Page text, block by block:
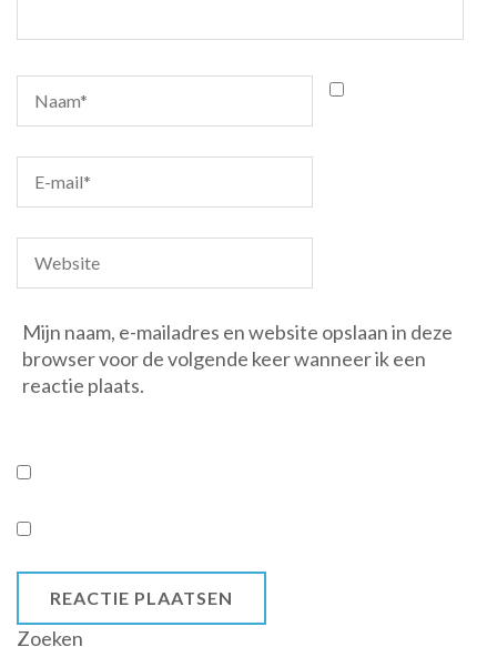
Mijn naam, e-mailadres en website opslaan in deze
browser voor de volgende keer wanneer ik een
reactie plaats.
Zoeken